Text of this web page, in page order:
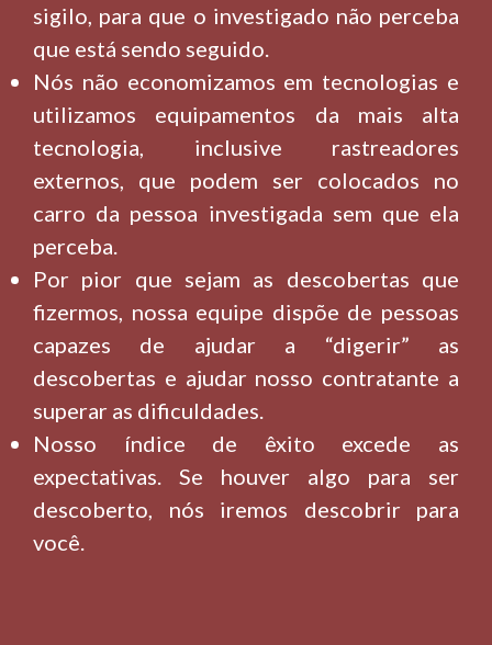
sigilo, para que o investigado não perceba
que está sendo seguido.
Nós não economizamos em tecnologias e
utilizamos equipamentos da mais alta
tecnologia, inclusive rastreadores
externos, que podem ser colocados no
carro da pessoa investigada sem que ela
perceba.
Por pior que sejam as descobertas que
fizermos, nossa equipe dispõe de pessoas
capazes de ajudar a “digerir” as
descobertas e ajudar nosso contratante a
superar as dificuldades.
Nosso índice de êxito excede as
expectativas. Se houver algo para ser
descoberto, nós iremos descobrir para
você.